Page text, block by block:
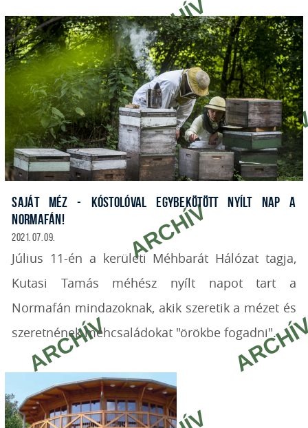
SAJÁT MÉZ - KÓSTOLÓVAL EGYBEKÖTÖTT NYÍLT NAP A
NORMAFÁN!
2021. 07. 09.
Július 11-én a kerületi Méhbarát Hálózat tagja,
Kutasi Tamás méhész nyílt napot tart a
Normafán mindazoknak, akik szeretik a mézet és
szeretnének méhcsaládokat "örökbe fogadni".